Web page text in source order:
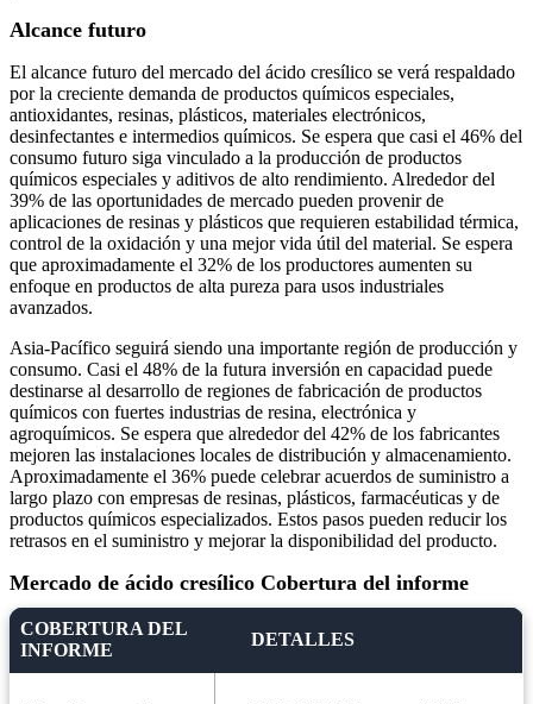
Alcance futuro
El alcance futuro del mercado del ácido cresílico se verá respaldado
por la creciente demanda de productos químicos especiales,
antioxidantes, resinas, plásticos, materiales electrónicos,
desinfectantes e intermedios químicos. Se espera que casi el 46% del
consumo futuro siga vinculado a la producción de productos
químicos especiales y aditivos de alto rendimiento. Alrededor del
39% de las oportunidades de mercado pueden provenir de
aplicaciones de resinas y plásticos que requieren estabilidad térmica,
control de la oxidación y una mejor vida útil del material. Se espera
que aproximadamente el 32% de los productores aumenten su
enfoque en productos de alta pureza para usos industriales
avanzados.
Asia-Pacífico seguirá siendo una importante región de producción y
consumo. Casi el 48% de la futura inversión en capacidad puede
destinarse al desarrollo de regiones de fabricación de productos
químicos con fuertes industrias de resina, electrónica y
agroquímicos. Se espera que alrededor del 42% de los fabricantes
mejoren las instalaciones locales de distribución y almacenamiento.
Aproximadamente el 36% puede celebrar acuerdos de suministro a
largo plazo con empresas de resinas, plásticos, farmacéuticas y de
productos químicos especializados. Estos pasos pueden reducir los
retrasos en el suministro y mejorar la disponibilidad del producto.
Mercado de ácido cresílico Cobertura del informe
COBERTURA DEL
INFORME
DETALLES